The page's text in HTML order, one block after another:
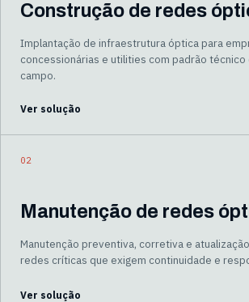
Construção de redes
Implantação de infraestrutura óptica para
concessionárias e utilities com padrão técnico
campo.
Ver solução
02
Manutenção de redes
Manutenção preventiva, corretiva e
redes críticas que exigem continuidade e
Ver solução